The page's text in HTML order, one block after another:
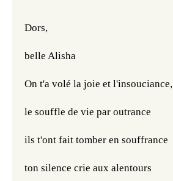
Dors,
belle Alisha
On t'a volé la joie et l'insouciance,
le souffle de vie par outrance
ils t'ont fait tomber en souffrance
ton silence crie aux alentours